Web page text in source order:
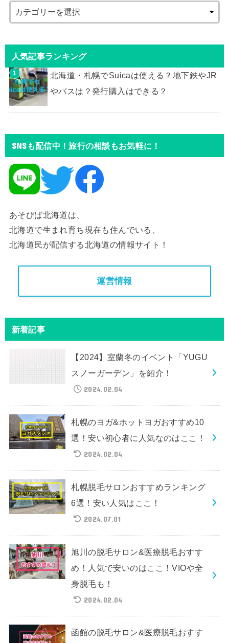
人気記事ランキング
北海道・札幌でSuicaは使える？地下鉄やJR
やバスは？発行購入はできる？
SNSも配信中！旅行の相談もお気軽に！
あそびば北海道は、
北海道で生まれ育ち現在も住んでいる、
北海道民が配信する北海道の情報サイト！
運営情報
新着記事
【2024】室蘭冬のイベント「YUGU
スノーガーデン」を紹介！
2024.02.04
札幌のヨガ&ホットヨガおすすめ10
選！安い初心者に人気なのはここ！
2024.02.04
札幌脱毛サロンおすすめランキング
6選！安い人気はここ！
2024.07.01
旭川の脱毛サロン&医療脱毛おすす
め！人気で安いのはここ！VIOや全
身脱毛も！
2024.02.04
函館の脱毛サロン&医療脱毛おすす